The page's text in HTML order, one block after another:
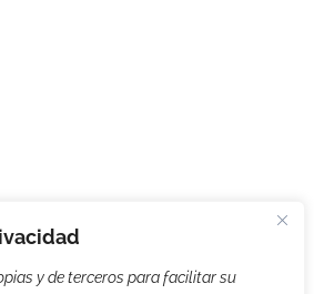
y de terceros para facilitar su